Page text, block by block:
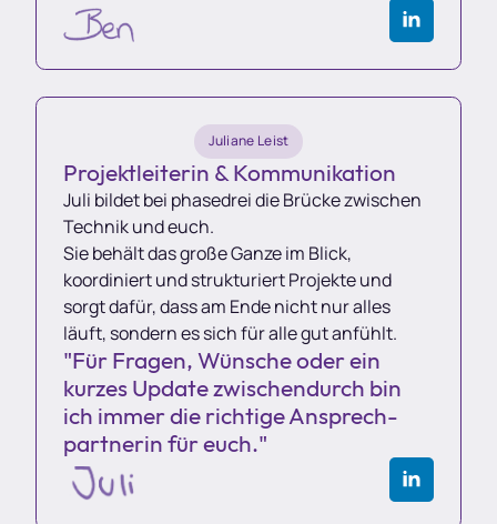
Juliane Leist
Projektleiterin & Kommunikation
Juli bildet bei phasedrei die Brücke zwischen
Technik und euch.
Sie behält das große Ganze im Blick,
koordiniert und strukturiert Projekte und
sorgt dafür, dass am Ende nicht nur alles
läuft, sondern es sich für alle gut anfühlt.
"Für Fragen, Wünsche oder ein
kurzes Update zwischendurch bin
ich immer die richtige Ansprech­
partnerin für euch."